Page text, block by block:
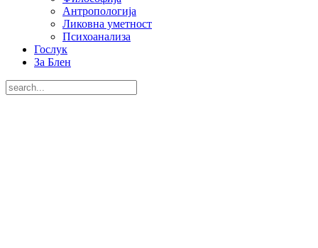
Антропологија
Ликовна уметност
Психоанализа
Гослук
За Блен